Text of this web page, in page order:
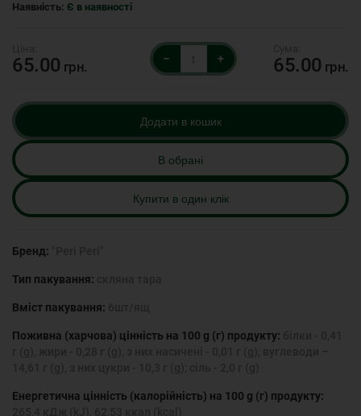
Наявність: Є в наявності
65.00 грн.
– + 65.00 грн.
Додати в кошик
В обрані
Купити в один клік
Бренд:
Тип пакування:
Вміст пакування:
Поживна (харчова) цінність на 100 g (г) продукту:
Енергетична цінність (калорійність) на 100 g (г) продукту: